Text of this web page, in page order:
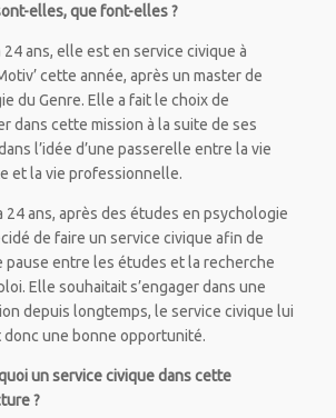
elles, que font-elles ?
24 ans, elle est en service civique à
cette année, après un master de
du Genre. Elle a fait le choix de
dans cette mission à la suite de ses
l’idée d’une passerelle entre la vie
et la vie professionnelle.
24 ans, après des études en psychologie
de faire un service civique afin de
pause entre les études et la recherche
Elle souhaitait s’engager dans une
depuis longtemps, le service civique lui
donc une bonne opportunité.
un service civique dans cette
?